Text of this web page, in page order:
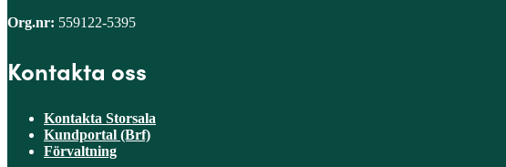
Org.nr: 559122-5395
Kontakta oss
Kontakta Storsala
Kundportal (Brf)
Förvaltning